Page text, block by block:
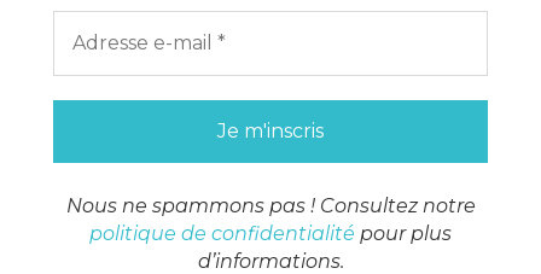
Nous ne spammons pas ! Consultez notre
politique de confidentialité pour plus
d’informations.